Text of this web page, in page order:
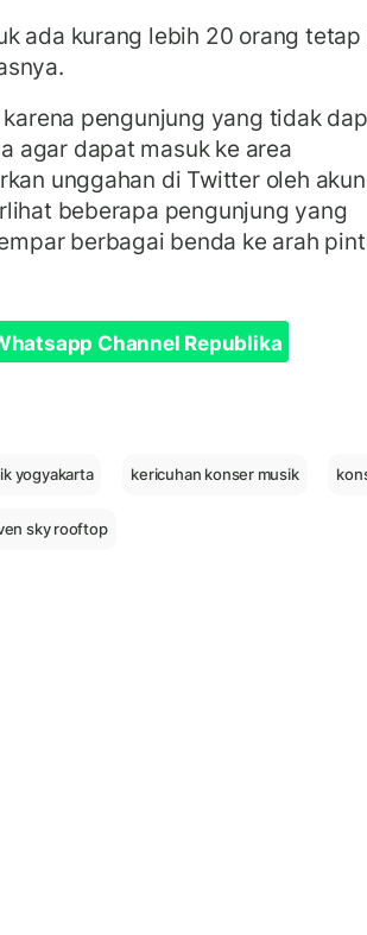
ada kurang lebih 20 orang tetap
pengunjung yang tidak
agar dapat masuk ke area
unggahan di Twitter oleh akun
beberapa pengunjung yang
berbagai benda ke arah
Channel Republika
yogyakarta kericuhan konser musik
sky rooftop